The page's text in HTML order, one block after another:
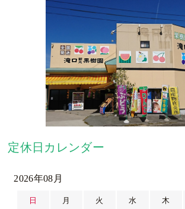
定休日カレンダー
2026年08月
日 月 火 水 木